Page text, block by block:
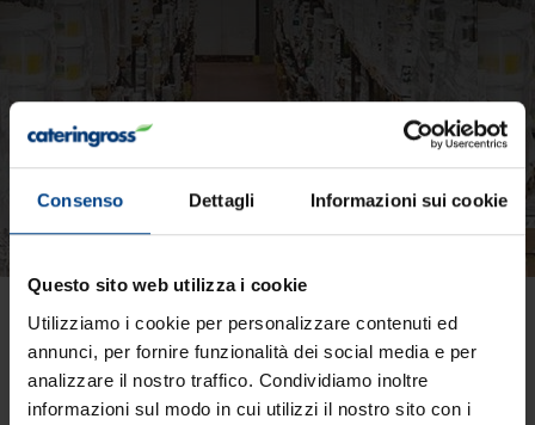
Consenso Dettagli Informazioni sui cookie
Questo sito web utilizza i cookie
Utilizziamo i cookie per personalizzare contenuti ed
annunci, per fornire funzionalità dei social media e per
analizzare il nostro traffico. Condividiamo inoltre
informazioni sul modo in cui utilizzi il nostro sito con i
L'intervento di Andrea
Marchi al FDR2024